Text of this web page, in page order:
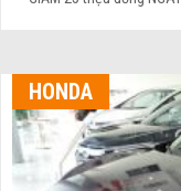
HONDA